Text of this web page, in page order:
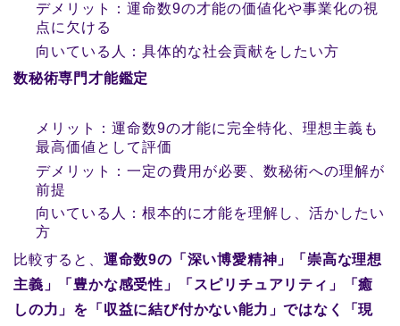
デメリット：運命数9の才能の価値化や事業化の視
点に欠ける
向いている人：具体的な社会貢献をしたい方
数秘術専門才能鑑定
メリット：運命数9の才能に完全特化、理想主義も
最高価値として評価
デメリット：一定の費用が必要、数秘術への理解が
前提
向いている人：根本的に才能を理解し、活かしたい
方
比較すると、 運命数9の「深い博愛精神」「崇高な理想
主義」「豊かな感受性」「スピリチュアリティ」「癒
しの力」を「収益に結び付かない能力」ではなく「現